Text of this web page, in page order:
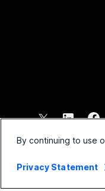
2026 Cisco i/ili
By continuing to use
Privacy Statement